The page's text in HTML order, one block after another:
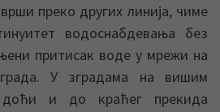
преко других линија, чиме
водоснабдевања без
притисак воде у мрежи на
У зградама на вишим
и до краћег прекида